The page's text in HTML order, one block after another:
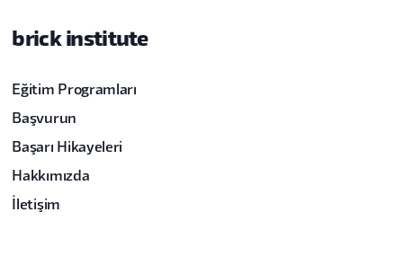
brick institute
Eğitim Programları
Başvurun
Başarı Hikayeleri
Hakkımızda
İletişim